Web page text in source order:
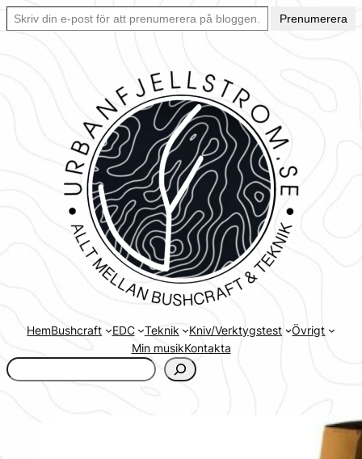
Hoppa
Skriv din e-post för att prenumerera på bloggen… Ett enkelt sätt att hålla sig uppdaterad automatiskt.
Prenumerera
HemBushcraft EDC Teknik Kniv/Verktygstest
Övrigt
Min musikKontakta
www.urbanfjellstrom.se/jamforelselistan/